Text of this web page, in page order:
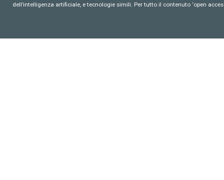
dell’intelligenza artificiale, e tecnologie simili. Per tutto il contenuto ‘open